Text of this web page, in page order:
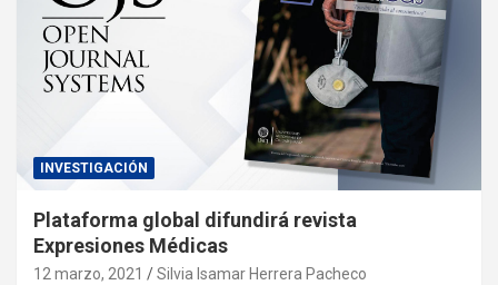
INVESTIGACIÓN
Plataforma global difundirá revista
Expresiones Médicas
12 marzo, 2021 Silvia Isamar Herrera Pacheco